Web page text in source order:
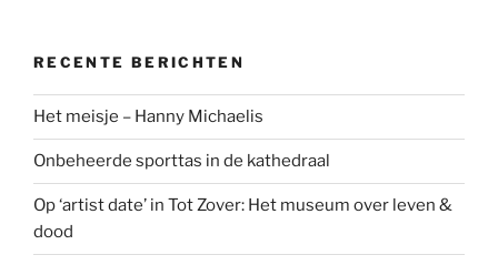
RECENTE BERICHTEN
Het meisje – Hanny Michaelis
Onbeheerde sporttas in de kathedraal
Op ‘artist date’ in Tot Zover: Het museum over leven &
dood